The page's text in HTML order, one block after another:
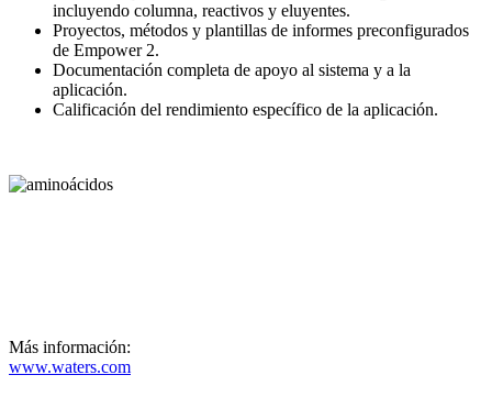
incluyendo columna, reactivos y eluyentes.
Proyectos, métodos y plantillas de informes preconfigurados
de Empower 2.
Documentación completa de apoyo al sistema y a la
aplicación.
Calificación del rendimiento específico de la aplicación.
Más información:
www.waters.com